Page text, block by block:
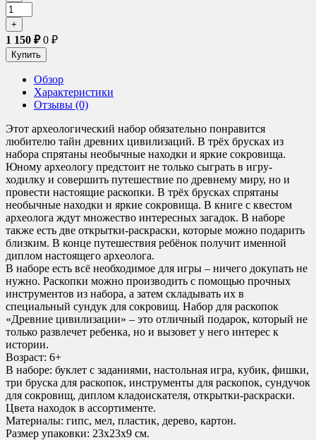
1 150 ₽0 ₽
Обзор
Характеристики
Отзывы (0)
Этот археологический набор обязательно понравится
любителю тайн древних цивилизаций. В трёх брусках из
набора спрятаны необычные находки и яркие сокровища.
Юному археологу предстоит не только сыграть в игру-
ходилку и совершить путешествие по древнему миру, но и
провести настоящие раскопки. В трёх брусках спрятаны
необычные находки и яркие сокровища. В книге с квестом
археолога ждут множество интересных загадок. В наборе
также есть две открытки-раскраски, которые можно подарить
близким. В конце путешествия ребёнок получит именной
диплом настоящего археолога.
В наборе есть всё необходимое для игры – ничего докупать не
нужно. Раскопки можно производить с помощью прочных
инструментов из набора, а затем складывать их в
специальный сундук для сокровищ. Набор для раскопок
«Древние цивилизации» – это отличный подарок, который не
только развлечет ребенка, но и вызовет у него интерес к
истории.
Возраст: 6+
В наборе: буклет с заданиями, настольная игра, кубик, фишки,
три бруска для раскопок, инструменты для раскопок, сундучок
для сокровищ, диплом кладоискателя, открытки-раскраски.
Цвета находок в ассортименте.
Материалы: гипс, мел, пластик, дерево, картон.
Размер упаковки: 23х23х9 см.